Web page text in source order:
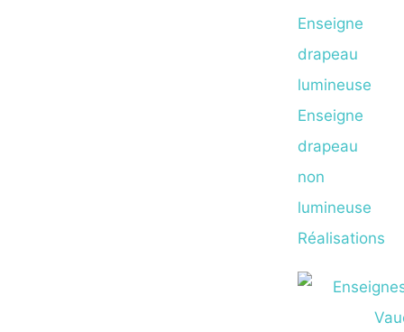
Enseigne
drapeau
lumineuse
Enseigne
drapeau
non
lumineuse
Réalisations